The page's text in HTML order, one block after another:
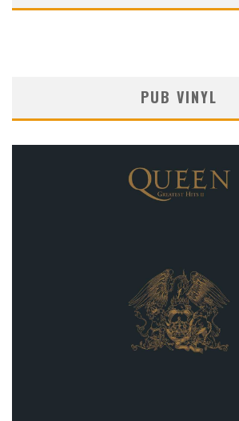
PUB VINYL